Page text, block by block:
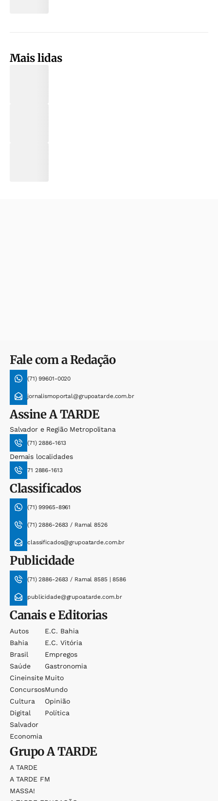
Mais lidas
Fale com a Redação
(71) 99601-0020
jornalismoportal@grupoatarde.com.br
AssineA TARDE
Salvador e Região Metropolitana
(71) 2886-1613
Demais localidades
71 2886-1613
Classificados
(71) 99965-8961
(71) 2886-2683 / Ramal 8526
classificados@grupoatarde.com.br
Publicidade
(71) 2886-2683 / Ramal 8585 | 8586
publicidade@grupoatarde.com.br
Canais e Editorias
Autos
Bahia
Brasil
Saúde
Cineinsite
Concursos
Cultura
Digital
Salvador
Economia
E.c. Bahia
E.c. Vitória
Empregos
Gastronomia
Muito
Mundo
Opinião
Política
GrupoA TARDE
A TARDE
A TARDE FM
MASSA!